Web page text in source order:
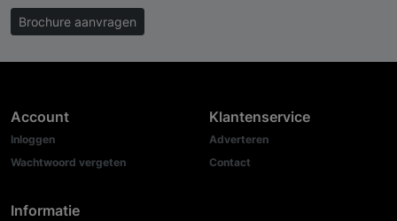
Brochure aanvragen
Account
Inloggen
Wachtwoord vergeten
Informatie
Klantenservice
Adverteren
Contact